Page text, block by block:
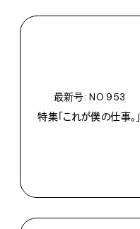
最新号: NO.953
特集「これが僕の仕事。」